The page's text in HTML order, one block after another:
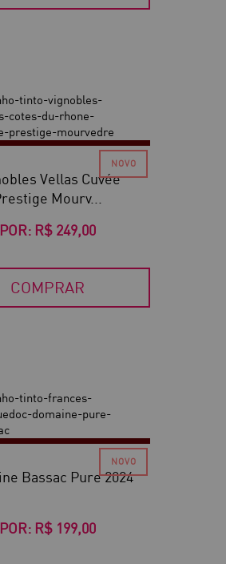
Vellas Cuvée
Mourv...
POR: R$ 249,00
COMPRAR
Bassac Pure 2024
POR: R$ 199,00